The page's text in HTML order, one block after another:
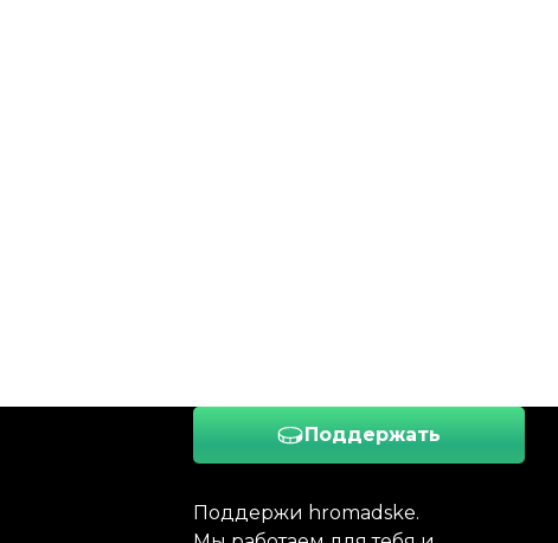
Поддержать
Поддержи hromadske.